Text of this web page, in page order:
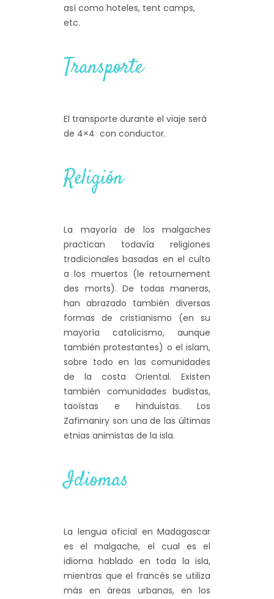
así como hoteles, tent camps,
etc.
Transporte
El transporte durante el viaje será
de 4×4 con conductor.
Religión
La mayoría de los malgaches
practican todavía religiones
tradicionales basadas en el culto
a los muertos (le retournement
des morts). De todas maneras,
han abrazado también diversas
formas de cristianismo (en su
mayoría catolicismo, aunque
también protestantes) o el islam,
sobre todo en las comunidades
de la costa Oriental. Existen
también comunidades budistas,
taoístas e hinduistas. Los
Zafimaniry son una de las últimas
etnias animistas de la isla.
Idiomas
La lengua oficial en Madagascar
es el malgache, el cual es el
idioma hablado en toda la isla,
mientras que el francés se utiliza
más en áreas urbanas, en los